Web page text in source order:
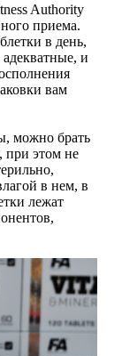
Authority
приема.
в день,
и
вам
можно брать
при этом не
в нем, в
лежат